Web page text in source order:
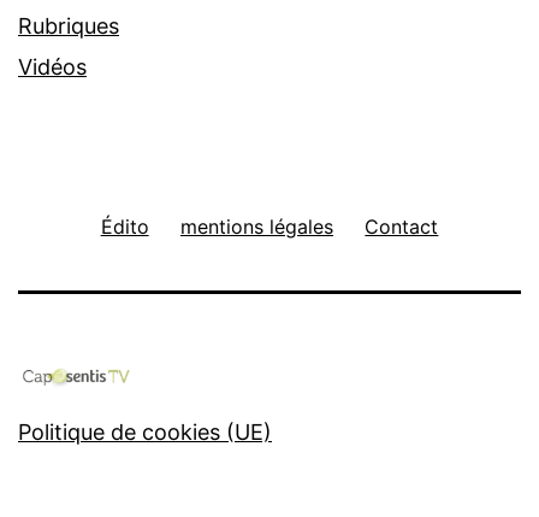
Rubriques
Vidéos
Édito mentions légales Contact
Politique de cookies (UE)